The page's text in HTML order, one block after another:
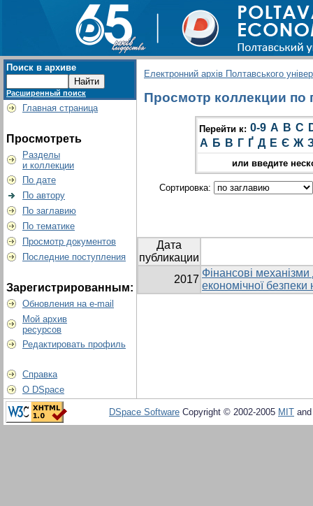
Поиск в архиве
Расширенный поиск
Главная страница
Просмотреть
Разделы
и коллекции
По дате
По автору
По заглавию
По тематике
Просмотр документов
Последние поступления
Зарегистрированным:
Обновления на e-mail
Мой архив
ресурсов
Редактировать профиль
Справка
О DSpace
Електронний архів Полтавського
Просмотр коллекции по
Перейти к: 0-9 A B C
А Б В Г Ґ Д Е Є Ж
или введите
Сортировка:
Дата
публикации
2017
Фінансові
економічної
DSpace Software Copyright © 2002-2005 MIT